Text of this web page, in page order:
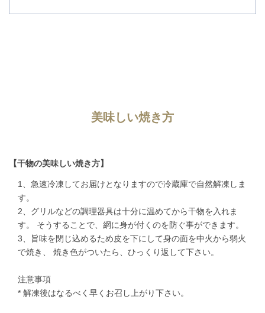
美味しい焼き方
【干物の美味しい焼き方】
1、急速冷凍してお届けとなりますので冷蔵庫で自然解凍しま
す。
2、グリルなどの調理器具は十分に温めてから干物を入れま
す。 そうすることで、網に身が付くのを防ぐ事ができます。
3、旨味を閉じ込めるため皮を下にして身の面を中火から弱火
で焼き、 焼き色がついたら、ひっくり返して下さい。
注意事項
* 解凍後はなるべく早くお召し上がり下さい。